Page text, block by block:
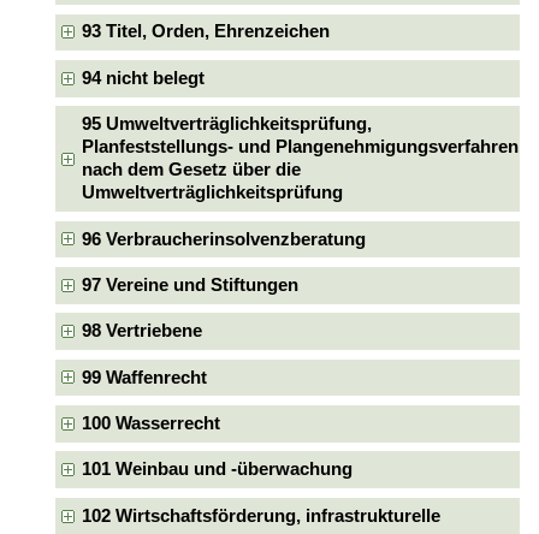
93 Titel, Orden, Ehrenzeichen
94 nicht belegt
95 Umweltverträglichkeitsprüfung,
Planfeststellungs- und Plangenehmigungsverfahren
nach dem Gesetz über die
Umweltverträglichkeitsprüfung
96 Verbraucherinsolvenzberatung
97 Vereine und Stiftungen
98 Vertriebene
99 Waffenrecht
100 Wasserrecht
101 Weinbau und -überwachung
102 Wirtschaftsförderung, infrastrukturelle